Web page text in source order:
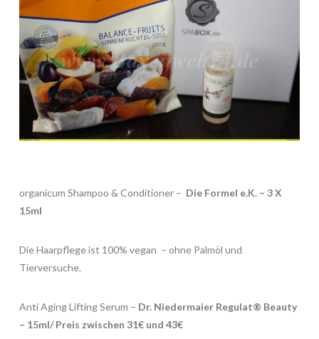
organicum Shampoo & Conditioner – Die Formel e.K. – 3 X
15ml
Die Haarpflege ist 100% vegan – ohne Palmöl und
Tierversuche.
Anti Aging Lifting Serum – Dr. Niedermaier Regulat® Beauty
– 15ml/ Preis zwischen 31€ und 43€